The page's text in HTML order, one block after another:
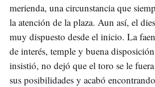
merienda, una circunstancia que
la atención de la plaza. Aun así, el
muy dispuesto desde el inicio. La
de interés, temple y buena
insistió, no dejó que el toro se le
sus posibilidades y acabó